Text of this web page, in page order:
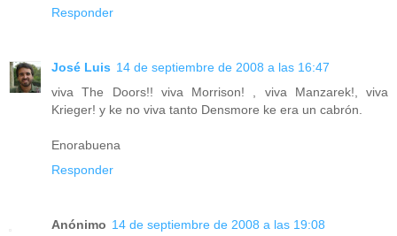
Responder
José Luis 14 de septiembre de 2008 a las 16:47
viva The Doors!! viva Morrison! , viva Manzarek!, viva
Krieger! y ke no viva tanto Densmore ke era un cabrón.
Enorabuena
Responder
Anónimo 14 de septiembre de 2008 a las 19:08